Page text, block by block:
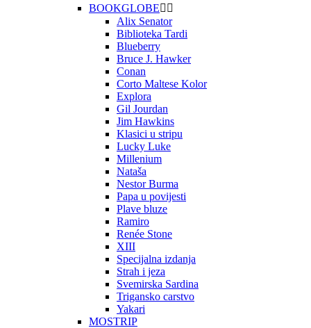
BOOKGLOBE 
Alix Senator
Biblioteka Tardi
Blueberry
Bruce J. Hawker
Conan
Corto Maltese Kolor
Explora
Gil Jourdan
Jim Hawkins
Klasici u stripu
Lucky Luke
Millenium
Nataša
Nestor Burma
Papa u povijesti
Plave bluze
Ramiro
Renée Stone
XIII
Specijalna izdanja
Strah i jeza
Svemirska Sardina
Trigansko carstvo
Yakari
MOSTRIP